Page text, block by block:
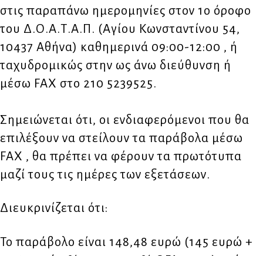
στις παραπάνω ημερομηνίες στον 1ο όροφο
του Δ.Ο.Α.Τ.Α.Π. (Αγίου Κωνσταντίνου 54,
10437 Αθήνα) καθημερινά 09:00-12:00 , ή
ταχυδρομικώς στην ως άνω διεύθυνση ή
μέσω FAX στο 210 5239525.
Σημειώνεται ότι, οι ενδιαφερόμενοι που θα
επιλέξουν να στείλουν τα παράβολα μέσω
FAX , θα πρέπει να φέρουν τα πρωτότυπα
μαζί τους τις ημέρες των εξετάσεων.
Διευκρινίζεται ότι:
Το παράβολο είναι 148,48 ευρώ (145 ευρώ +